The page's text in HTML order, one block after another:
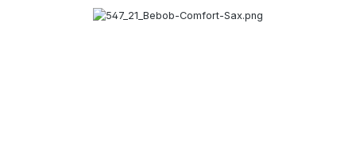
Bildergalerie überspringen